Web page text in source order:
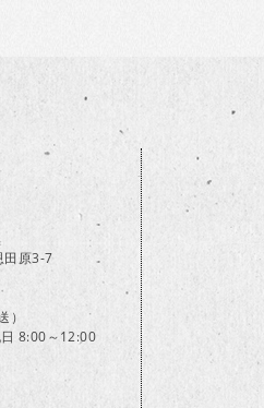
原3-7
8:00～12:00